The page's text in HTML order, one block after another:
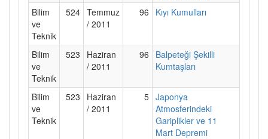
Bilim
ve
Teknik
524 Temmuz
/ 2011
96 Kıyı Kumulları
Bilim
ve
Teknik
523
Haziran
/ 2011
96
Balpeteği Şekilli
Kumtaşları
Bilim
ve
Teknik
523
Haziran
/ 2011
5 Japonya
Atmosferindeki
Gariplikler ve 11
Mart Depremi